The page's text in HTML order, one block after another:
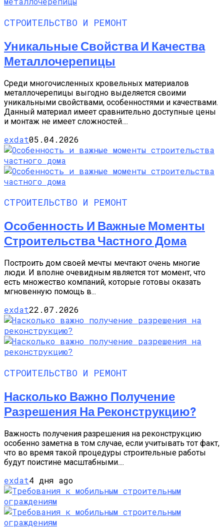
СТРОИТЕЛЬСТВО И РЕМОНТ
Уникальные Свойства И Качества
Металлочерепицы
Среди многочисленных кровельных материалов
металлочерепицы выгодно выделяется своими
уникальными свойствами, особенностями и качествами.
Данный материал имеет сравнительно доступные цены
и монтаж не имеет сложностей....
exdat05.04.2026
СТРОИТЕЛЬСТВО И РЕМОНТ
Особенность И Важные Моменты
Строительства Частного Дома
Построить дом своей мечты мечтают очень многие
люди. И вполне очевидным является тот момент, что
есть множество компаний, которые готовы оказать
мгновенную помощь в...
exdat22.07.2026
СТРОИТЕЛЬСТВО И РЕМОНТ
Насколько Важно Получение
Разрешения На Реконструкцию?
Важность получения разрешения на реконструкцию
особенно заметна в том случае, если учитывать тот факт,
что во время такой процедуры строительные работы
будут поистине масштабными....
exdat4 дня ago